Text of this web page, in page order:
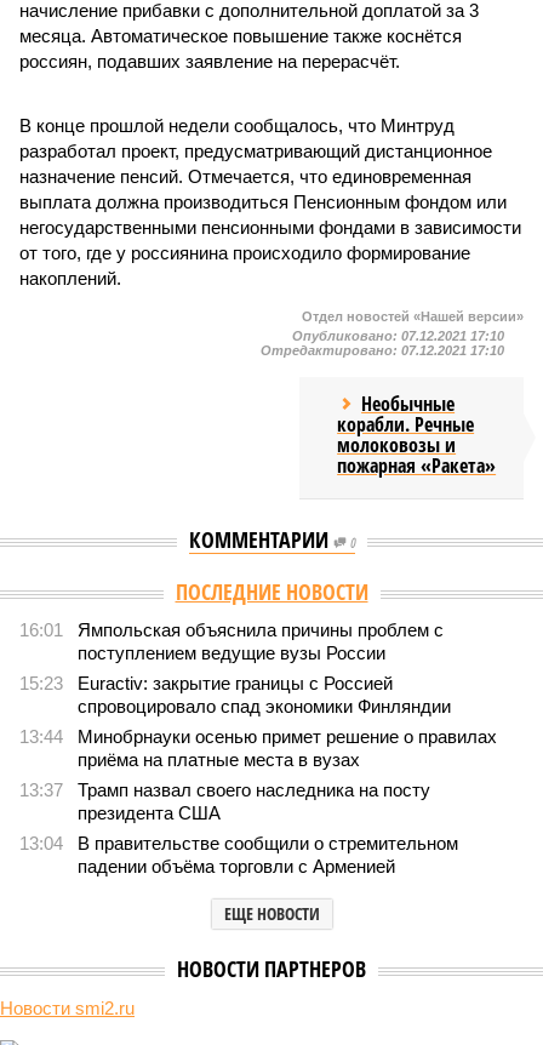
начисление прибавки с дополнительной доплатой за 3
месяца. Автоматическое повышение также коснётся
россиян, подавших заявление на перерасчёт.
В конце прошлой недели сообщалось, что Минтруд
разработал проект, предусматривающий дистанционное
назначение пенсий. Отмечается, что единовременная
выплата должна производиться Пенсионным фондом или
негосударственными пенсионными фондами в зависимости
от того, где у россиянина происходило формирование
накоплений.
Отдел новостей «Нашей версии»
Опубликовано: 07.12.2021 17:10
Отредактировано: 07.12.2021 17:10
Необычные
корабли. Речные
молоковозы и
пожарная «Ракета»
КОММЕНТАРИИ 0
Версия //Общество //
Земля уже не раз показывала человечеству свой
крутой нрав – когда покажет снова?
Земля уже не раз показывала человечеству свой крутой
нрав – когда покажет снова?
Последние времена
покажет снова? (фото: АР-ТАСС)
Природа постоянно вступает в противоречие с нами. Ведь пока
она стремится всё на планете держать в балансе, человечество
не особенно церемонится с окружающей средой. Самые